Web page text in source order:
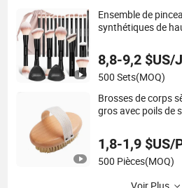
Ensemble de
synthétiques de
8,8-9,2 $US/
500 Sets(MOQ)
Brosses de corps
gros avec poils de
1,8-1,9 $US/
500 Pièces(MOQ)